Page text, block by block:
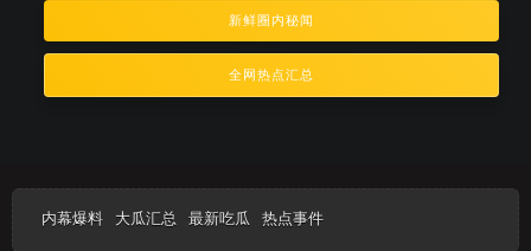
新鲜圈内秘闻
全网热点汇总
内幕爆料 大瓜汇总 最新吃瓜 热点事件